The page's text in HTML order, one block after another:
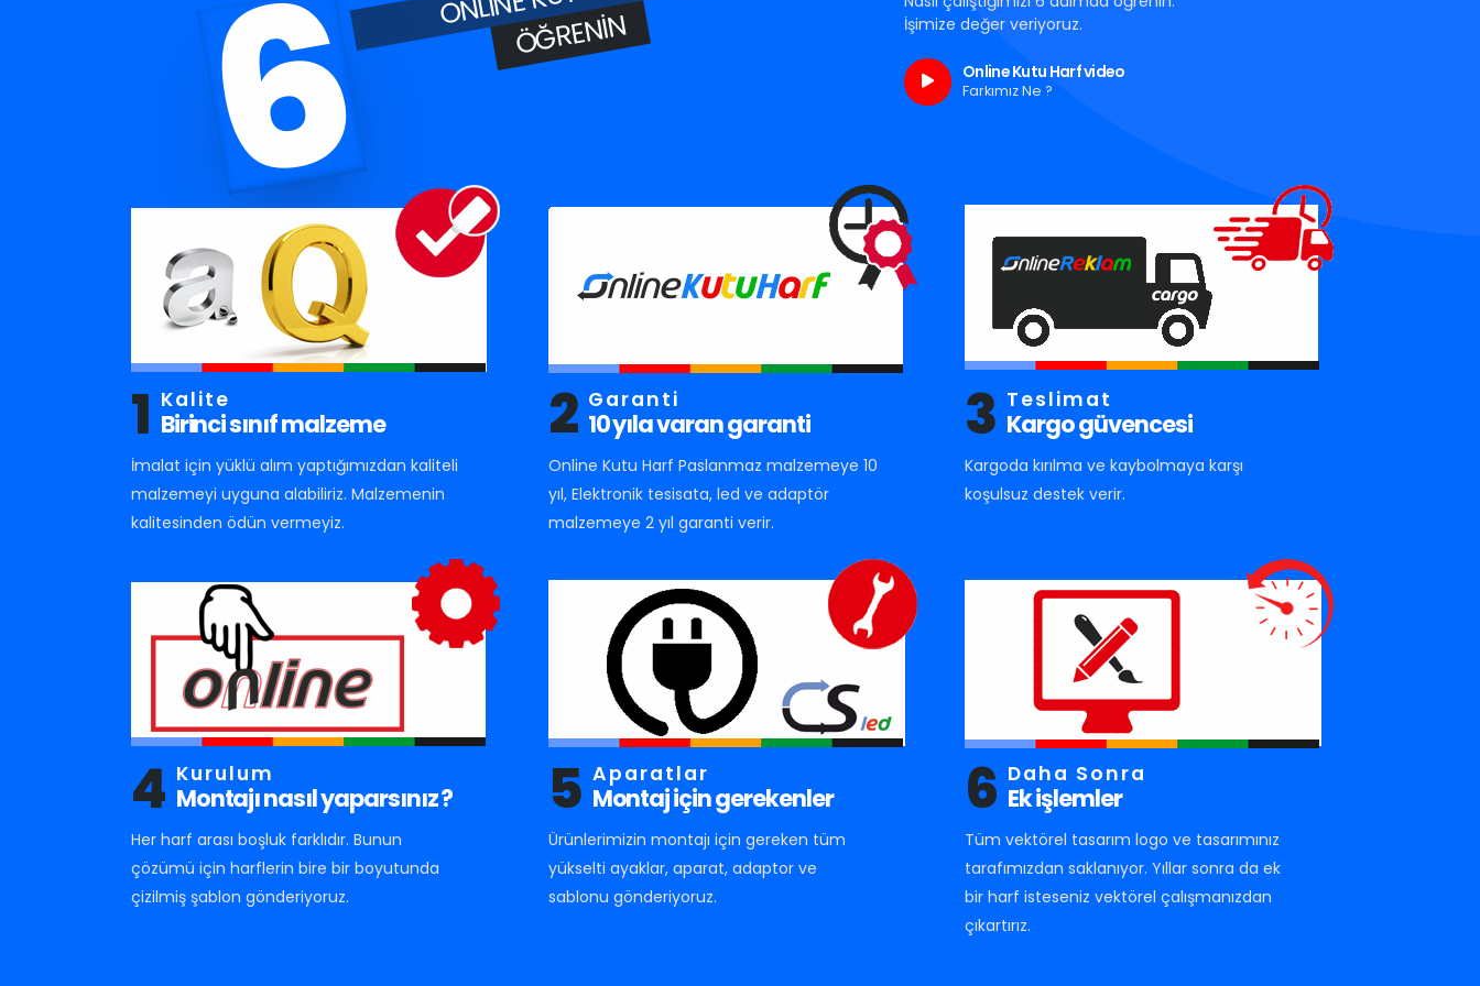
6 ÖĞRENIN
İşimize değer veriyoruz.
Online Kutu Harf video
Farkımız Ne ?
1 Kalite
Birinci sınıf malzeme
İmalat için yüklü alım yaptığımızdan kaliteli
malzemeyi uyguna alabiliriz. Malzemenin
kalitesinden ödün vermeyiz.
2 Garanti
10 yıla varan garanti
Online Kutu Harf Paslanmaz malzemeye 10
yıl, Elektronik tesisata, led ve adaptör
malzemeye 2 yıl garanti verir.
3 Teslimat
Kargo güvencesi
Kargoda kırılma ve kaybolmaya karşı
koşulsuz destek verir.
4 Kurulum
Montajı nasıl yaparsınız ?
Her harf arası boşluk farklıdır. Bunun
çözümü için harflerin bire bir boyutunda
çizilmiş şablon gönderiyoruz.
5 Aparatlar
Montaj için gerekenler
Ürünlerimizin montajı için gereken tüm
yükselti ayaklar, aparat, adaptor ve
sablonu gönderiyoruz.
6 Daha Sonra
Ek işlemler
Tüm vektörel tasarım logo ve tasarımınız
tarafımızdan saklanıyor. Yıllar sonra da ek
bir harf isteseniz vektörel çalışmanızdan
çıkartırız.